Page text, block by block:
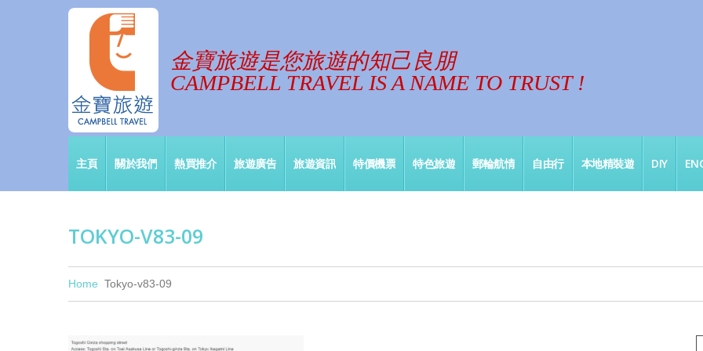
金寶旅遊是您旅遊的知己良朋
CAMPBELL TRAVEL IS A NAME TO TRUST !
主頁 關於我們 熱買推介 旅遊廣告 旅遊資訊 特價機票 特色旅遊 郵輪航情 自由行 本地精裝遊 DIY
TOKYO-V83-09
Home Tokyo-v83-09